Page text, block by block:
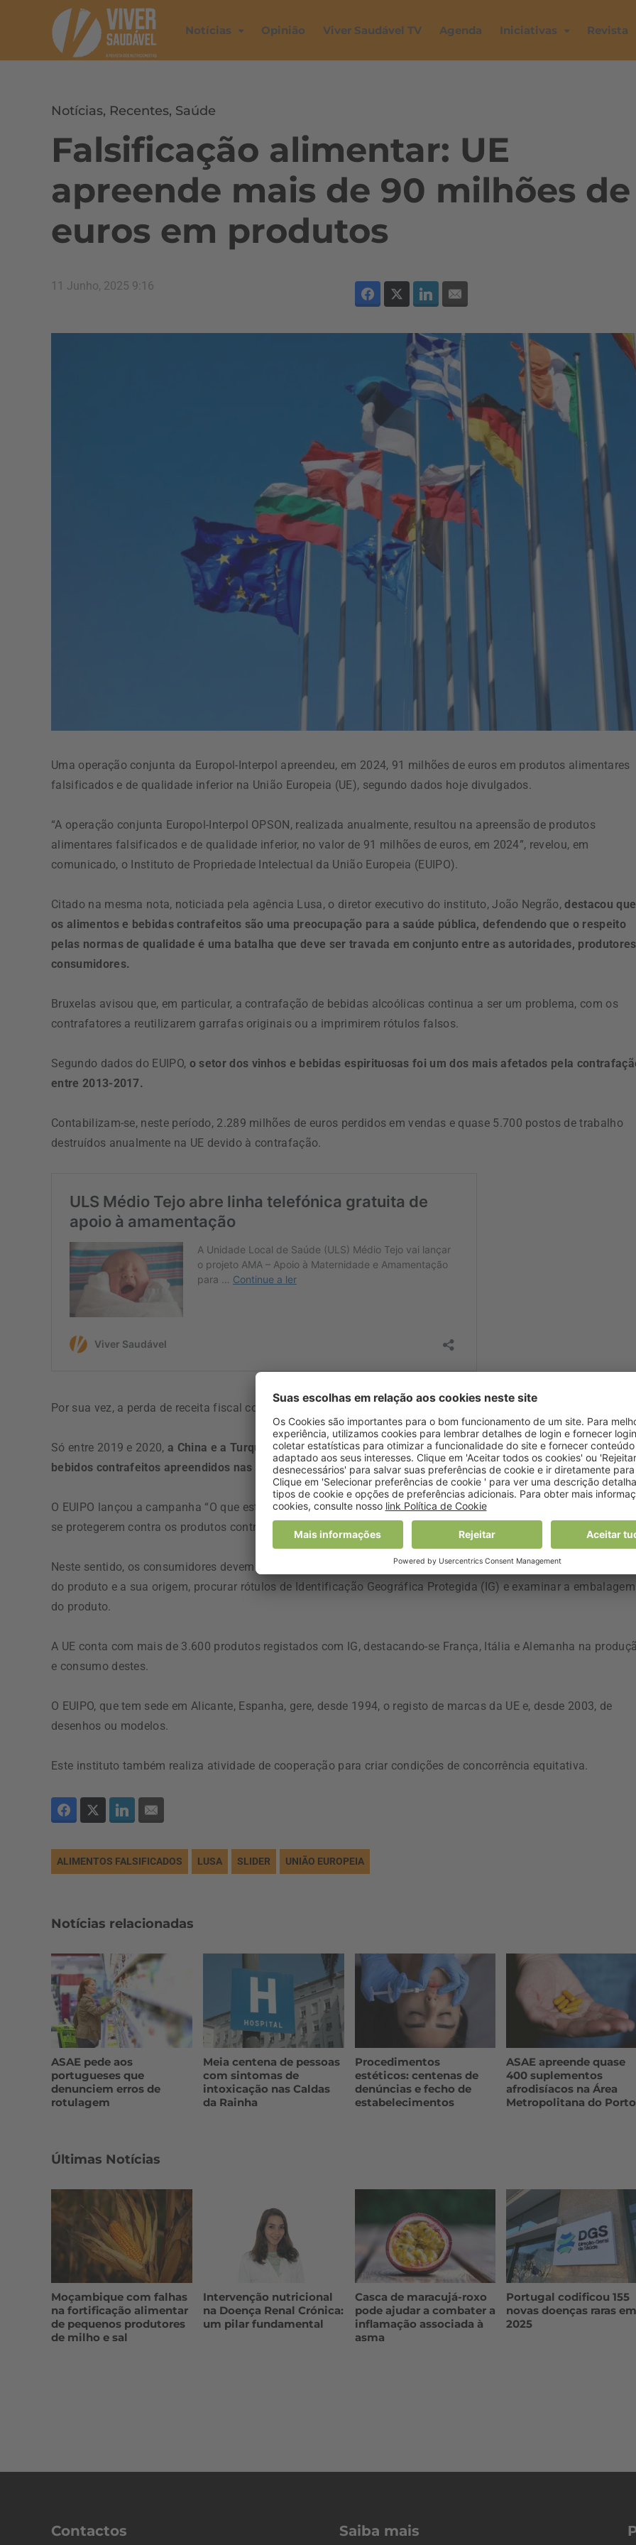
Notícias Opinião Viver Saudável TV Agenda Iniciativas Revista
Notícias, Recentes, Saúde
Falsificação alimentar: UE
apreende mais de 90 milhões de
euros em produtos
11 Junho, 2025 9:16
Uma operação conjunta da Europol-Interpol apreendeu, em 2024, 91 milhões de euros em produtos alimentares
falsificados e de qualidade inferior na União Europeia (UE), segundo dados hoje divulgados.
“A operação conjunta Europol-Interpol OPSON, realizada anualmente, resultou na apreensão de produtos
alimentares falsificados e de qualidade inferior, no valor de 91 milhões de euros, em 2024”, revelou, em
comunicado, o Instituto de Propriedade Intelectual da União Europeia (EUIPO).
Citado na mesma nota, noticiada pela agência Lusa, o diretor executivo do instituto, João Negrão,destacou que
os alimentos e bebidas contrafeitos são uma preocupação para a saúde pública, defendendo que o respeito
pelas normas de qualidade é uma batalha que deve ser travada em conjunto entre as autoridades,
consumidores.
Bruxelas avisou que, em particular, a contrafação de bebidas alcoólicas continua a ser um problema, com os
contrafatores a reutilizarem garrafas originais ou a imprimirem rótulos falsos.
Segundo dados do EUIPO, o setor dos vinhos e bebidas espirituosas foi um dos mais afetados pela
entre 2013-2017.
Contabilizam-se, neste período, 2.289 milhões de euros perdidos em vendas e quase 5.700 postos de trabalho
destruídos anualmente na UE devido à contrafação.
Por sua vez, a perda de receita fiscal com estes produtos representou 2.068 milhões de euros.
Só entre 2019 e 2020,a China e a Turquia estiveram entre os principais países de origem de alimentos e
bebidos contrafeitos apreendidos nas fronteiras externas da UE.
O EUIPO lançou a campanha “O que está na sua mesa?”, através da qual deixa aos consumidores conselhos
se protegerem contra os produtos contrafeitos.
Neste sentido, os consumidores devem comprar a revendedores e canais de distribuição oficiais, verificar o
do produto e a sua origem, procurar rótulos de Identificação Geográfica Protegida (IG) e examinar a embalagem
do produto.
A UE conta com mais de 3.600 produtos registados com IG, destacando-se França, Itália e Alemanha na
e consumo destes.
O EUIPO, que tem sede em Alicante, Espanha, gere, desde 1994, o registo de marcas da UE e, desde 2003, de
desenhos ou modelos.
Este instituto também realiza atividade de cooperação para criar condições de concorrência equitativa.
ALIMENTOS FALSIFICADOS LUSA SLIDER UNIÃO EUROPEIA
Notícias relacionadas
ASAE pede aos
portugueses que
denunciem erros de
rotulagem
Meia centena de pessoas
com sintomas de
intoxicação nas Caldas
da Rainha
Procedimentos
estéticos: centenas de
denúncias e fecho de
estabelecimentos
ASAE apreende quase
400 suplementos
afrodisíacos na Área
Metropolitana do Porto
Últimas Notícias
Moçambique com falhas
na fortificação alimentar
de pequenos produtores
de milho e sal
Intervenção nutricional
na Doença Renal Crónica:
um pilar fundamental
Casca de maracujá-roxo
pode ajudar a combater a
inflamação associada à
asma
Portugal codificou 155
novas doenças raras
2025
Contactos Saiba mais